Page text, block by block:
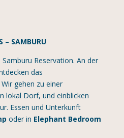
– SAMBURU
Reservation. An der
das
gehen zu einer
lokal Dorf, und einblicken
Essen und Unterkunft
oder in Elephant Bedroom